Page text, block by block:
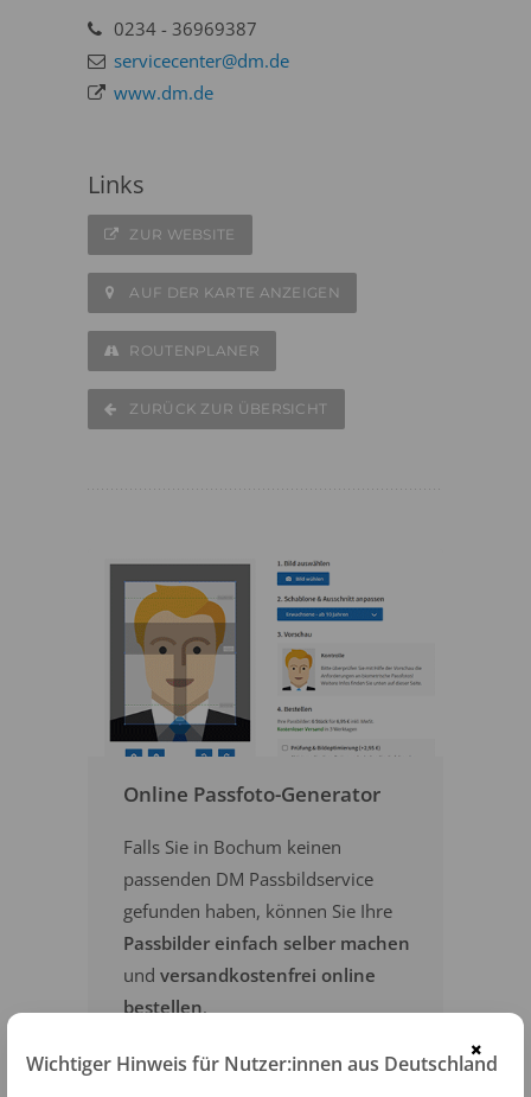
0234 - 36969387
servicecenter@dm.de
www.dm.de
Links
ZUR WEBSITE
AUF DER KARTE ANZEIGEN
ROUTENPLANER
ZURÜCK ZUR ÜBERSICHT
Online Passfoto-Generator
Falls Sie in Bochum keinen
passenden DM Passbildservice
gefunden haben, können Sie Ihre
Passbilder einfach selber machen
und versandkostenfrei online
bestellen.
×
Wichtiger Hinweis für Nutzer:innen aus Deutschland